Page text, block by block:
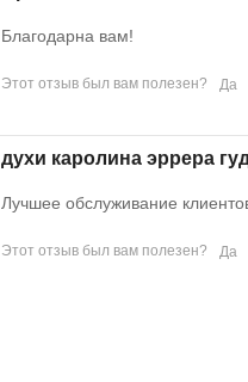
Благодарна вам!
Этот отзыв был вам полезен? Да
духи каролина эррера
Лучшее обслуживание
Этот отзыв был вам полезен? Да